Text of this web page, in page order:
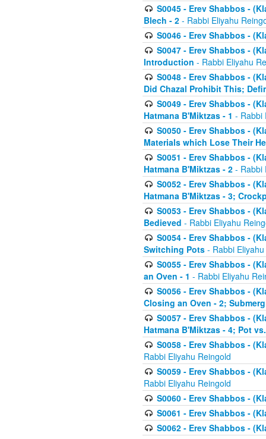
S0045 - Erev Shabbos -
Blech - 2 - Rabbi Eliyahu
S0046 - Erev Shabbos -
S0047 - Erev Shabbos -
Introduction - Rabbi Eliyahu
S0048 - Erev Shabbos -
Did Chazal Prohibit This;
S0049 - Erev Shabbos -
Hatmana B'Miktzas - 1 - Rabbi
S0050 - Erev Shabbos -
Materials which Lose Their
S0051 - Erev Shabbos -
Hatmana B'Miktzas - 2 - Rabbi
S0052 - Erev Shabbos -
Hatmana B'Miktzas - 3;
S0053 - Erev Shabbos -
Bedieved - Rabbi Eliyahu
S0054 - Erev Shabbos -
Switching Pots - Rabbi
S0055 - Erev Shabbos -
an Oven - 1 - Rabbi Eliyahu
S0056 - Erev Shabbos -
Closing an Oven - 2;
S0057 - Erev Shabbos -
Hatmana B'Miktzas - 4; Pot
S0058 - Erev Shabbos -
Rabbi Eliyahu Reingold
S0059 - Erev Shabbos -
Rabbi Eliyahu Reingold
S0060 - Erev Shabbos -
S0061 - Erev Shabbos -
S0062 - Erev Shabbos -